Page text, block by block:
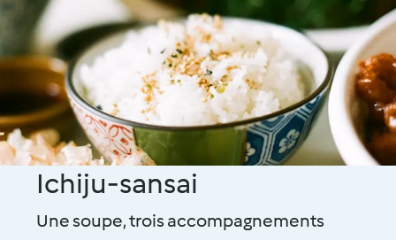
Ichiju-sansai
Une soupe, trois accompagnements